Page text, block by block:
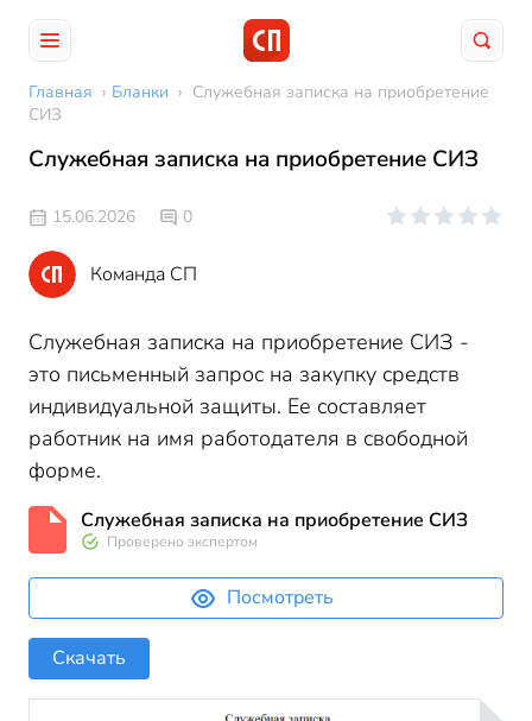
Главная › Бланки › Служебная записка на приобретение
СИЗ
Служебная записка на приобретение СИЗ
15.06.2026 0
Команда СП
Служебная записка на приобретение СИЗ -
это письменный запрос на закупку средств
индивидуальной защиты. Ее составляет
работник на имя работодателя в свободной
форме.
Служебная записка на приобретение СИЗ
Проверено экспертом
Посмотреть
Скачать